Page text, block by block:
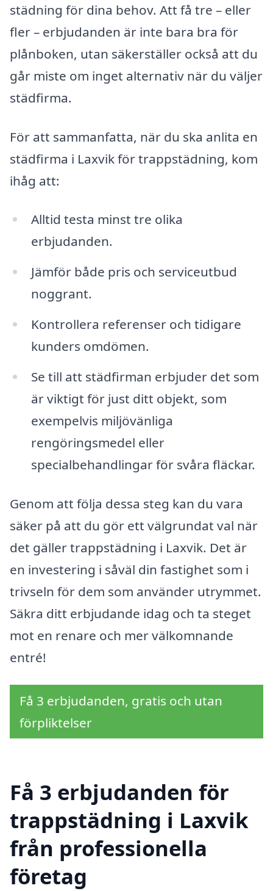
städning för dina behov. Att få tre – eller
fler – erbjudanden är inte bara bra för
plånboken, utan säkerställer också att du
går miste om inget alternativ när du väljer
städfirma.
För att sammanfatta, när du ska anlita en
städfirma i Laxvik för trappstädning, kom
ihåg att:
Alltid testa minst tre olika
erbjudanden.
Jämför både pris och serviceutbud
noggrant.
Kontrollera referenser och tidigare
kunders omdömen.
Se till att städfirman erbjuder det som
är viktigt för just ditt objekt, som
exempelvis miljövänliga
rengöringsmedel eller
specialbehandlingar för svåra fläckar.
Genom att följa dessa steg kan du vara
säker på att du gör ett välgrundat val när
det gäller trappstädning i Laxvik. Det är
en investering i såväl din fastighet som i
trivseln för dem som använder utrymmet.
Säkra ditt erbjudande idag och ta steget
mot en renare och mer välkomnande
entré!
Få 3 erbjudanden, gratis och utan
förpliktelser
Få 3 erbjudanden för
trappstädning i Laxvik
från professionella
företag